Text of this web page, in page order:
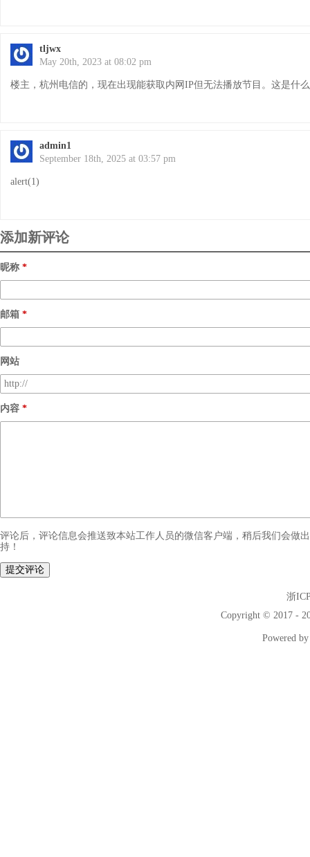
tljwx
May 20th, 2023 at 08:02 pm
楼主，杭州电信的，现在出现能获取内网IP但无法播放节目。这是什
admin1
September 18th, 2025 at 03:57 pm
alert(1)
添加新评论
昵称
邮箱
网站
内容
评论后，评论信息会推送致本站工作人员的微信客户端，稍后我们会做
持！
提交评论
浙
Copyright © 2017 -
Powered